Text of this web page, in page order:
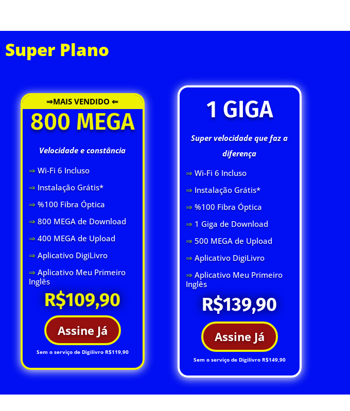
Super Plano
⇒MAIS VENDIDO ⇐
800 MEGA
Velocidade e constância
⇒ Wi-Fi 6 Incluso
⇒ Instalação Grátis*
⇒ %100 Fibra Óptica
⇒ 800 MEGA de Download
⇒ 400 MEGA de Upload
⇒ Aplicativo DigiLivro
⇒ Aplicativo Meu Primeiro
Inglês
R$109,90
Assine Já
Sem o serviço de Digilivro R$119,90
1 GIGA
Super velocidade que faz a
diferença
⇒ Wi-Fi 6 Incluso
⇒ Instalação Grátis*
⇒ %100 Fibra Óptica
⇒ 1 Giga de Download
⇒ 500 MEGA de Upload
⇒ Aplicativo DigiLivro
⇒ Aplicativo Meu Primeiro
Inglês
R$139,90
Assine Já
Sem o serviço de Digilivro R$149,90